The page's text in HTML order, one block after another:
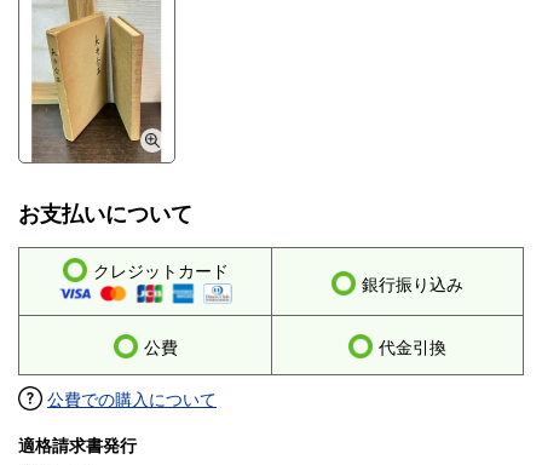
お支払いについて
クレジットカード
銀行振り込み
公費 代金引換
公費での購入について
適格請求書発行